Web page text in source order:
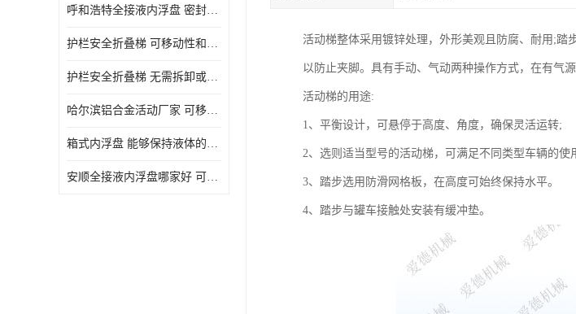
呼和浩特全接液内浮盘 密封性能好 有效保护液体质量
护栏安全折叠梯 可移动性和安全性较高 占用空间小
护栏安全折叠梯 无需拆卸或重新安装 占用空间小
哈尔滨铝合金活动厂家 可移动性和安全性较高 占用空间小
箱式内浮盘 能够保持液体的密闭状态 适用于多种液体储存和运输
安顺全接液内浮盘哪家好 可以自动上下浮动 密封性能好
活动梯整体采用镀锌处理，外形美观且防腐、耐用;踏
以防止夹脚。具有手动、气动两种操作方式，在有气
活动梯的用途:
1、平衡设计，可悬停于高度、角度，确保灵活运转;
2、选则适当型号的活动梯，可满足不同类型车辆的使
3、踏步选用防滑网格板，在高度可始终保持水平。
4、踏步与罐车接触处安装有缓冲垫。